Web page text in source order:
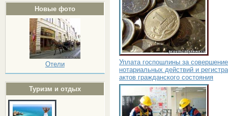
Новые фото
Отели
Туризм и отдых
Уплата госпошлины за совершение
нотариальных действий и
актов гражданского состояния